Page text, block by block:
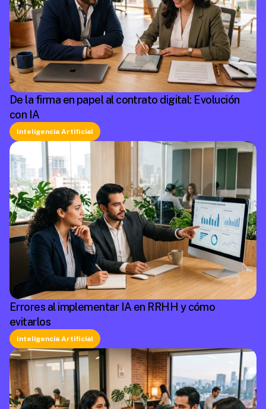
De la firma en papel al contrato digital: Evolución
con IA
Inteligencia Artificial
Errores al implementar IA en RRHH y cómo
evitarlos
Inteligencia Artificial